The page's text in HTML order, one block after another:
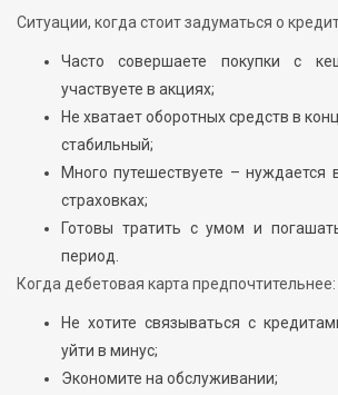
Ситуации, когда стоит задуматься о
Часто совершаете покупки с
участвуете в акциях;
Не хватает оборотных средств в
стабильный;
Много путешествуете – нуждается
страховках;
Готовы тратить с умом и
период.
Когда дебетовая карта предпочтительнее:
Не хотите связываться с
уйти в минус;
Экономите на обслуживании;